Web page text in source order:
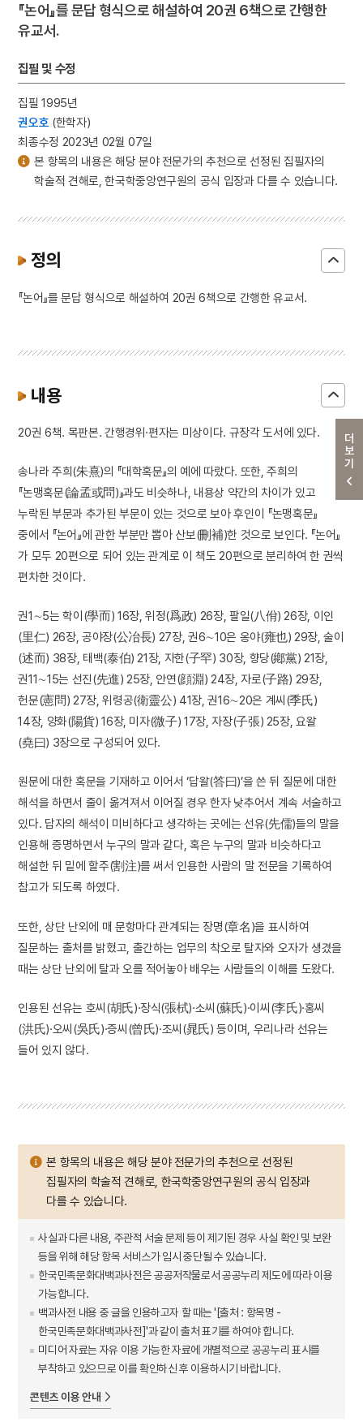
더보기
『논어』를 문답 형식으로 해설하여 20권 6책으로 간행한
유교서.
집필 및 수정
집필 1995년
권오호 (한학자)
최종수정 2023년 02월 07일
본 항목의 내용은 해당 분야 전문가의 추천으로 선정된 집필자의
학술적 견해로, 한국학중앙연구원의 공식 입장과 다를 수 있습니다.
정의
『논어』를 문답 형식으로 해설하여 20권 6책으로 간행한 유교서.
내용
20권 6책. 목판본. 간행경위·편자는 미상이다. 규장각 도서에 있다.
송나라 주희(朱熹)의 『대학혹문』의 예에 따랐다. 또한, 주희의
『논맹혹문(論孟或問)』과도 비슷하나, 내용상 약간의 차이가 있고
누락된 부문과 추가된 부문이 있는 것으로 보아 후인이 『논맹혹문』
중에서 『논어』에 관한 부분만 뽑아 산보(刪補)한 것으로 보인다. 『논어』
가 모두 20편으로 되어 있는 관계로 이 책도 20편으로 분리하여 한 권씩
편차한 것이다.
권1∼5는 학이(學而) 16장, 위정(爲政) 26장, 팔일(八佾) 26장, 이인
(里仁) 26장, 공야장(公冶長) 27장, 권6∼10은 옹야(雍也) 29장, 술이
(述而) 38장, 태백(泰伯) 21장, 자한(子罕) 30장, 향당(鄕黨) 21장,
권11∼15는 선진(先進) 25장, 안연(顔淵) 24장, 자로(子路) 29장,
헌문(憲問) 27장, 위령공(衛靈公) 41장, 권16∼20은 계씨(季氏)
14장, 양화(陽貨) 16장, 미자(微子) 17장, 자장(子張) 25장, 요왈
(堯曰) 3장으로 구성되어 있다.
원문에 대한 혹문을 기재하고 이어서 ‘답왈(答曰)’을 쓴 뒤 질문에 대한
해석을 하면서 줄이 옮겨져서 이어질 경우 한자 낮추어서 계속 서술하고
있다. 답자의 해석이 미비하다고 생각하는 곳에는 선유(先儒)들의 말을
인용해 증명하면서 누구의 말과 같다, 혹은 누구의 말과 비슷하다고
해설한 뒤 밑에 할주(割注)를 써서 인용한 사람의 말 전문을 기록하여
참고가 되도록 하였다.
또한, 상단 난외에 매 문항마다 관계되는 장명(章名)을 표시하여
질문하는 출처를 밝혔고, 출간하는 업무의 착오로 탈자와 오자가 생겼을
때는 상단 난외에 탈과 오를 적어놓아 배우는 사람들의 이해를 도왔다.
인용된 선유는 호씨(胡氏)·장식(張栻)·소씨(蘇氏)·이씨(李氏)·홍씨
(洪氏)·오씨(吳氏)·증씨(曾氏)·조씨(晁氏) 등이며, 우리나라 선유는
들어 있지 않다.
본 항목의 내용은 해당 분야 전문가의 추천으로 선정된
집필자의 학술적 견해로, 한국학중앙연구원의 공식 입장과
다를 수 있습니다.
사실과 다른 내용, 주관적 서술 문제 등이 제기된 경우 사실 확인 및 보완
등을 위해 해당 항목 서비스가 임시 중단될 수 있습니다.
한국민족문화대백과사전은 공공저작물로서 공공누리 제도에 따라 이용
가능합니다.
백과사전 내용 중 글을 인용하고자 할 때는 '[출처 : 항목명 -
한국민족문화대백과사전]'과 같이 출처 표기를 하여야 합니다.
미디어 자료는 자유 이용 가능한 자료에 개별적으로 공공누리 표시를
부착하고 있으므로 이를 확인하신 후 이용하시기 바랍니다.
콘텐츠 이용 안내